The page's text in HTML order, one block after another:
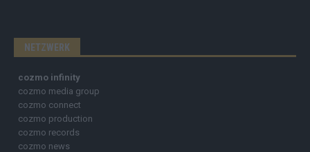
NETZWERK
cozmo infinity
cozmo media group
cozmo connect
cozmo production
cozmo records
cozmo news